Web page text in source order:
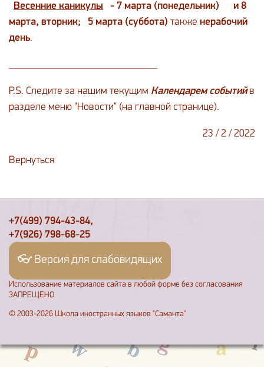
Весенние каникулы
- 7 марта (понедельник) и 8
марта, вторник; 5 марта (суббота) также нерабочий
день.
P.S. Следите за нашим текущим Календарем событийв
разделе меню "Новости" (на главной странице).
23 / 2 / 2022
Вернуться
+7(499) 794-43-84,
+7(926) 798-68-25
👓 Версия для слабовидящих
Использование материалов сайта в любой форме без согласования
ЗАПРЕЩЕНО
© 2003-2026 Школа иностранных языков "Саманта"